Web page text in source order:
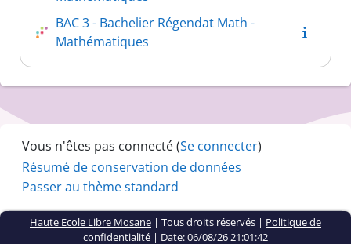
BAC 3 - Bachelier Régendat Math -
Mathématiques
Vous n'êtes pas connecté (Se connecter)
Résumé de conservation de données
Passer au thème standard
Haute Ecole Libre Mosane | Tous droits réservés | Politique de
confidentialité | Date: 06/08/26 21:01:42